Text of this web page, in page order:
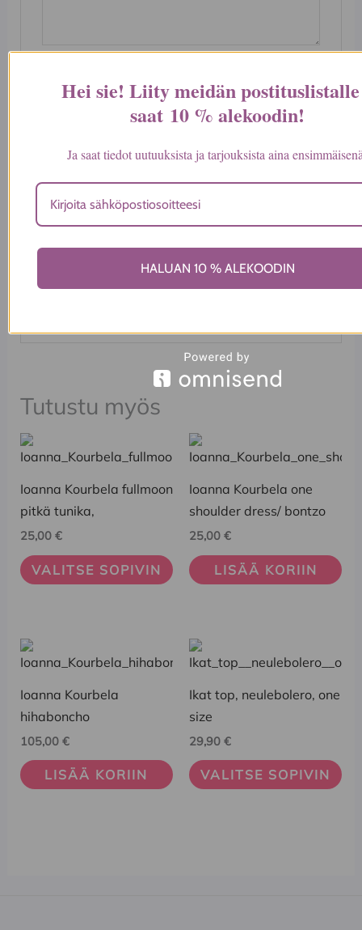
Tallenna nimeni, sähköpostiosoitteeni ja
sivustoni tähän selaimeen seuraavaa
kommentointikertaa varten.
Tutustu myös
Ioanna Kourbela fullmoon
pitkä tunika,
25,00 €
VALITSE SOPIVIN
Tällä
tuotteella
on
useampi
muunnelma.
Voit
tehdä
sivulla.
Ioanna Kourbela one
shoulder dress/ bontzo
25,00 €
LISÄÄ KORIIN
Ioanna Kourbela
hihaboncho
105,00 €
LISÄÄ KORIIN
Ikat top, neulebolero, one
size
29,90 €
VALITSE SOPIVIN
Tällä
tuotteella
on
useampi
muunnelma.
Voit
tehdä
Hei sie! Liity meidän
saat 10 % alekoodin!
Ja saat tiedot uutuuksista ja tarjouksista aina
HALUAN 10 % ALEKOODIN